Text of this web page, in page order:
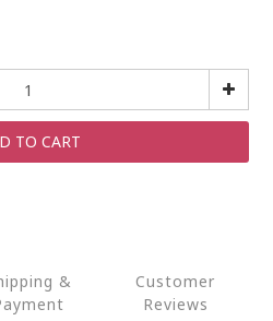
TO CART
&
Customer
Reviews